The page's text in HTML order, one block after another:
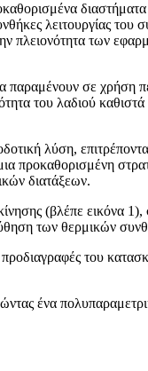
λειτουργίας του
των
παραμένουν σε
του λαδιού
λύση,
προκαθορισμένη
διατάξεων.
(βλέπε εικόνα
των θερμικών
προδιαγραφές του
ένα